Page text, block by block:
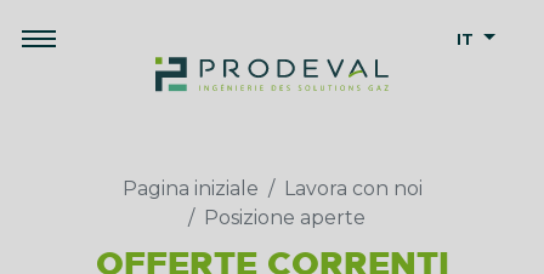
IT
Pagina iniziale
Lavora con noi
Posizione aperte
OFFERTE CORRENTI